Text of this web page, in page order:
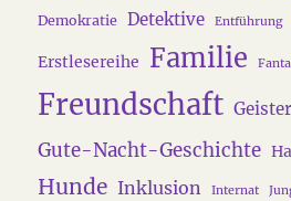
Demokratie Detektive Entführung
Erstlesereihe Familie
Freundschaft Geister
Gute-Nacht-Geschichte
Hunde Inklusion Internat